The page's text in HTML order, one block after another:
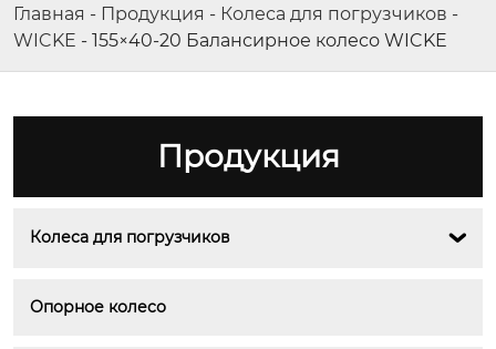
Главная - Продукция - Колеса для погрузчиков -
WICKE - 155×40-20 Балансирное колесо WICKE
Продукция
Колеса для погрузчиков 
Опорное колесо